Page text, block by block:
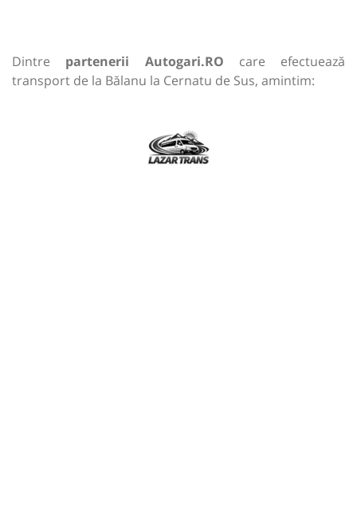
Dintre partenerii Autogari.RO care efectuează
transport de la Bălanu la Cernatu de Sus, amintim: